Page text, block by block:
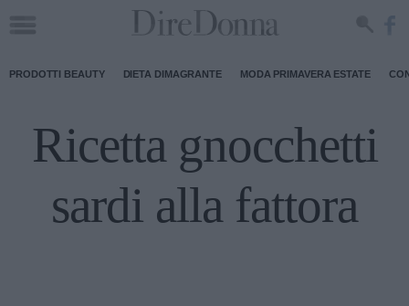
PRODOTTI BEAUTY DIETA DIMAGRANTE MODA PRIMAVERA ESTATE
Ricetta gnocchetti
sardi alla fattora